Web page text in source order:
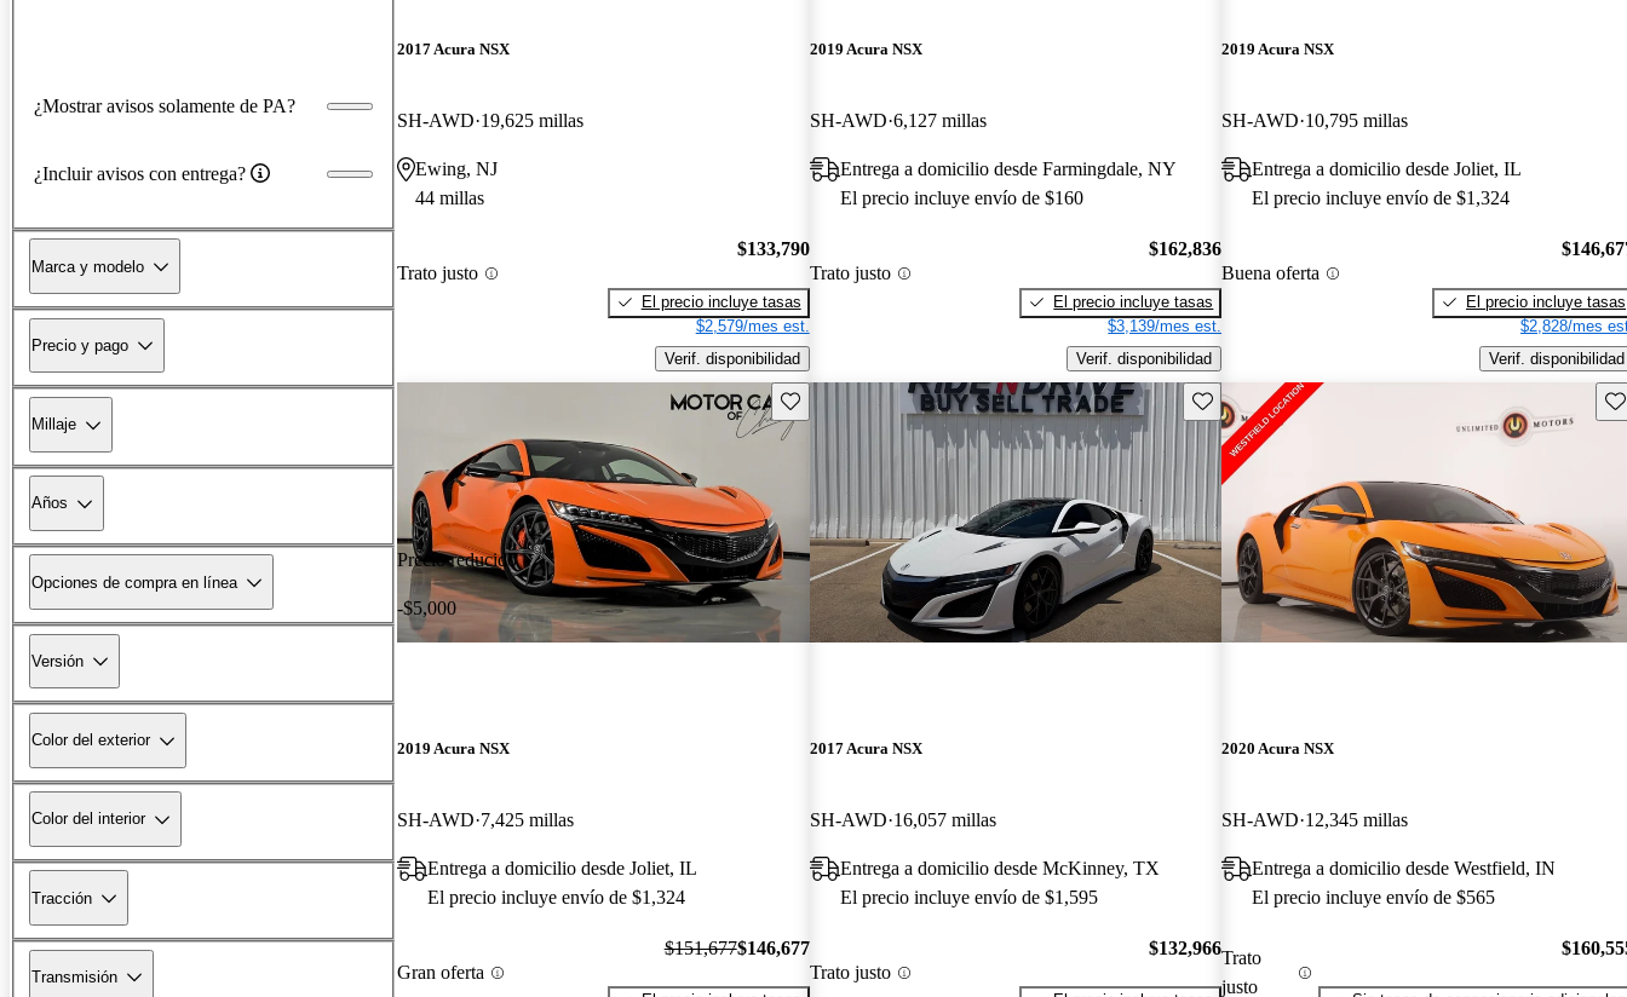
¿Mostrar avisos solamente de PA?
¿Incluir avisos con entrega?
Marca y modelo
Precio y pago
Millaje
Años
Opciones de compra en línea
Versión
Color del exterior
Color del interior
Tracción
Transmisión
2017 Acura NSX
SH-AWD 19,625 millas
Ewing, NJ
44 millas
Trato justo
$133,790
El precio incluye tasas
$2,579/mes est.
Verif. disponibilidad
2019 Acura NSX
SH-AWD 6,127 millas
Entrega a domicilio desde Farmingdale, NY
El precio incluye envío de $160
Trato justo
$162,836
El precio incluye tasas
$3,139/mes est.
Verif. disponibilidad
2019 Acura NSX
SH-AWD 10,795 millas
Entrega a domicilio desde Joliet, IL
El precio incluye envío de $1,324
Buena oferta
El precio incluye tasas
$2,828/mes
Verif. disponibilidad
Precio reducido
-$5,000
Guarda este Aviso
2019 Acura NSX
SH-AWD 7,425 millas
Entrega a domicilio desde Joliet, IL
El precio incluye envío de $1,324
Gran oferta
$151,677$146,677
Guarda este Aviso
2017 Acura NSX
SH-AWD 16,057 millas
Entrega a domicilio desde McKinney, TX
El precio incluye envío de $1,595
Trato justo
$132,966
2020 Acura NSX
SH-AWD 12,345 millas
Entrega a domicilio desde Westfield, IN
El precio incluye envío de $565
Trato
justo